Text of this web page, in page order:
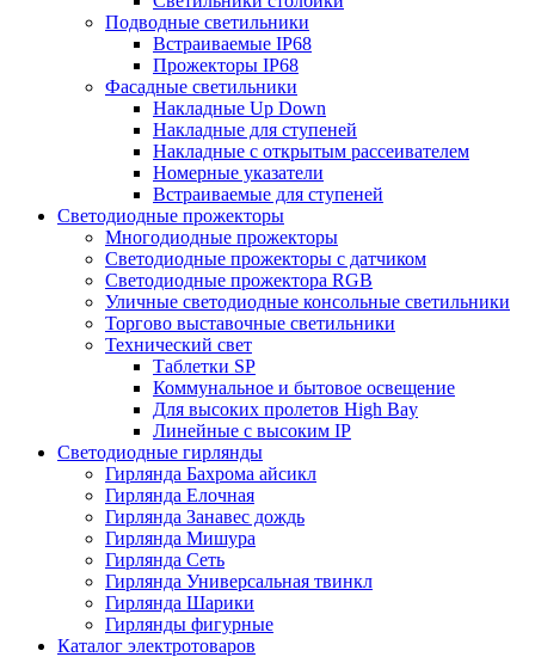
Подводные светильники
Встраиваемые IP68
Прожекторы IP68
Фасадные светильники
Накладные Up Down
Накладные для ступеней
Накладные с открытым рассеивателем
Номерные указатели
Встраиваемые для ступеней
Светодиодные прожекторы
Многодиодные прожекторы
Светодиодные прожекторы с датчиком
Светодиодные прожектора RGB
Уличные светодиодные консольные светильники
Торгово выставочные светильники
Технический свет
Таблетки SP
Коммунальное и бытовое освещение
Для высоких пролетов High Bay
Линейные с высоким IP
Светодиодные гирлянды
Гирлянда Бахрома айсикл
Гирлянда Елочная
Гирлянда Занавес дождь
Гирлянда Мишура
Гирлянда Сеть
Гирлянда Универсальная твинкл
Гирлянда Шарики
Гирлянды фигурные
Каталог электротоваров